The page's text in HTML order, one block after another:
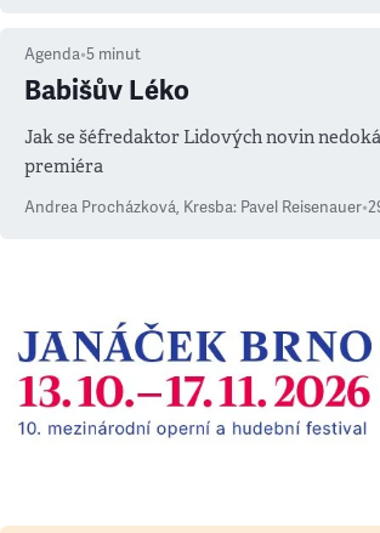
Agenda•5 minut
Babišův Léko
Jak se šéfredaktor Lidových novin
premiéra
Andrea Procházková, Kresba: Pavel Reisenauer•